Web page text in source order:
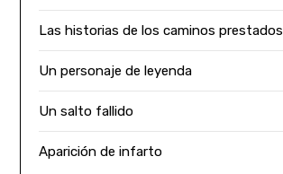
Las historias de los caminos prestados
Un personaje de leyenda
Un salto fallido
Aparición de infarto